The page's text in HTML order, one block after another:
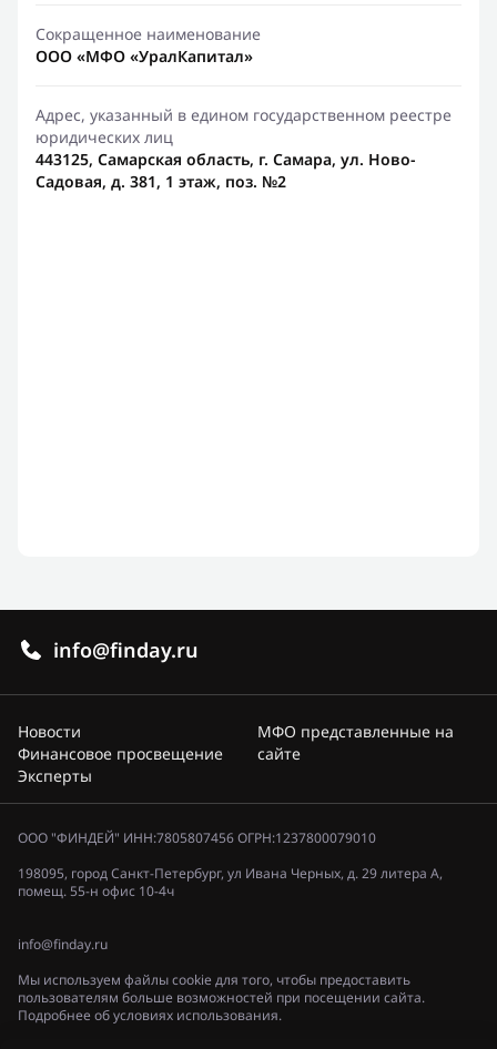
Сокращенное наименование
ООО «МФО «УралКапитал»
Адрес, указанный в едином государственном реестре
юридических лиц
443125, Самарская область, г. Самара, ул. Ново-
Садовая, д. 381, 1 этаж, поз. №2
info@finday.ru
Новости
Финансовое просвещение
Эксперты
МФО представленные на
сайте
ООО "ФИНДЕЙ" ИНН:7805807456 ОГРН:1237800079010
198095, город Санкт-Петербург, ул Ивана Черных, д. 29 литера А,
помещ. 55-н офис 10-4ч
info@finday.ru
Мы используем файлы cookie для того, чтобы предоставить
пользователям больше возможностей при посещении сайта.
Подробнее об условиях использования.